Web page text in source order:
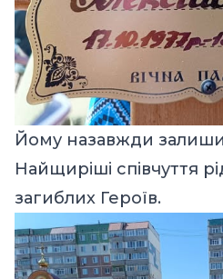
Йому назавжди
Найщиріші співчуття
загиблих Героїв.